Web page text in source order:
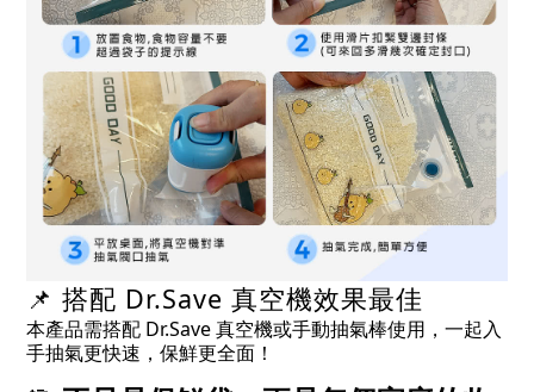
📌 搭配 Dr.Save 真空機效果最佳
本產品需搭配 Dr.Save 真空機或手動抽氣棒使用，一起入
手抽氣更快速，保鮮更全面！